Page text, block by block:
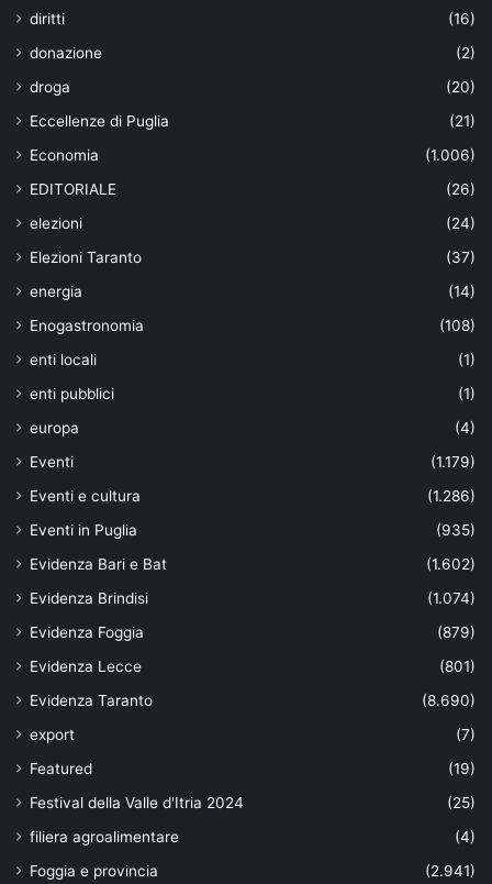
diritti
(16)
donazione
(2)
droga
(20)
Eccellenze di Puglia
(21)
Economia
(1.006)
EDITORIALE
(26)
elezioni
(24)
Elezioni Taranto
(37)
energia
(14)
Enogastronomia
(108)
enti locali
(1)
enti pubblici
(1)
europa
(4)
Eventi
(1.179)
Eventi e cultura
(1.286)
Eventi in Puglia
(935)
Evidenza Bari e Bat
(1.602)
Evidenza Brindisi
(1.074)
Evidenza Foggia
(879)
Evidenza Lecce
(801)
Evidenza Taranto
(8.690)
export
(7)
Featured
(19)
Festival della Valle d'Itria 2024
(25)
filiera agroalimentare
(4)
Foggia e provincia
(2.941)